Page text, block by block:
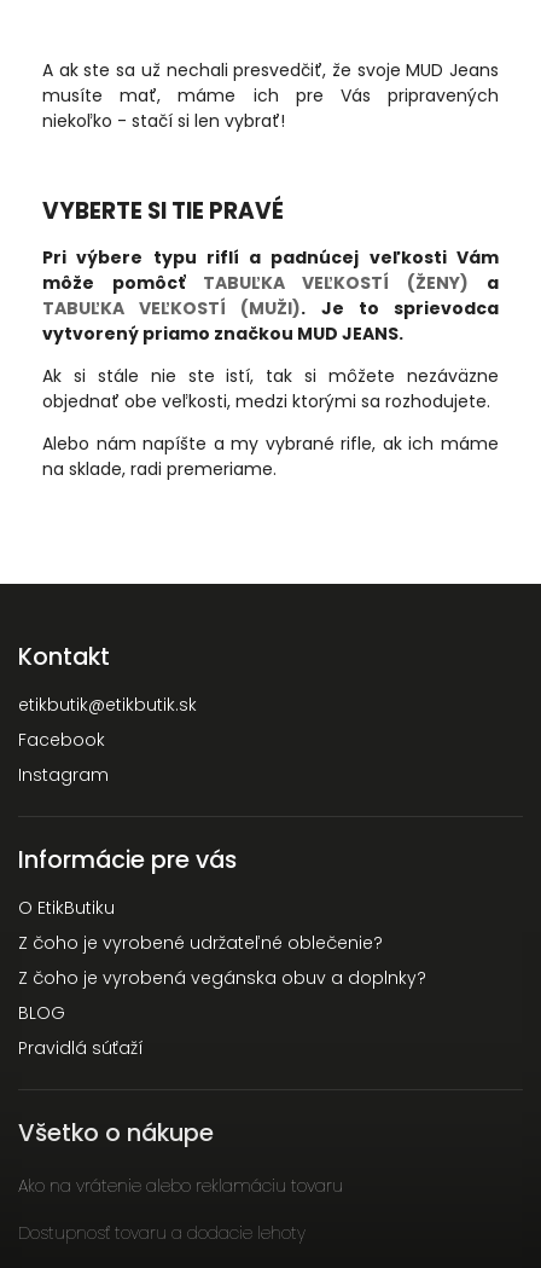
A ak ste sa už nechali presvedčiť, že svoje MUD Jeans
musíte mať, máme ich pre Vás pripravených
niekoľko - stačí si len vybrať!
VYBERTE SI TIE PRAVÉ
Pri výbere typu riflí a padnúcej veľkosti Vám
môže pomôcť TABUĽKA VEĽKOSTÍ (ŽENY) a
TABUĽKA VEĽKOSTÍ (MUŽI). Je to sprievodca
vytvorený priamo značkou MUD JEANS.
Ak si stále nie ste istí, tak si môžete nezáväzne
objednať obe veľkosti, medzi ktorými sa rozhodujete.
Alebo nám napíšte a my vybrané rifle, ak ich máme
na sklade, radi premeriame.
Kontakt
etikbutik@etikbutik.sk
Facebook
Instagram
Informácie pre vás
O EtikButiku
Z čoho je vyrobené udržateľné oblečenie?
Z čoho je vyrobená vegánska obuv a doplnky?
BLOG
Pravidlá súťaží
Všetko o nákupe
Ako na vrátenie alebo reklamáciu tovaru
Dostupnosť tovaru a dodacie lehoty